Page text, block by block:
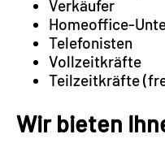
Verkäufer
Homeoffice-
Telefonisten
Vollzeitkräfte
Teilzeitkräfte
Wir bieten